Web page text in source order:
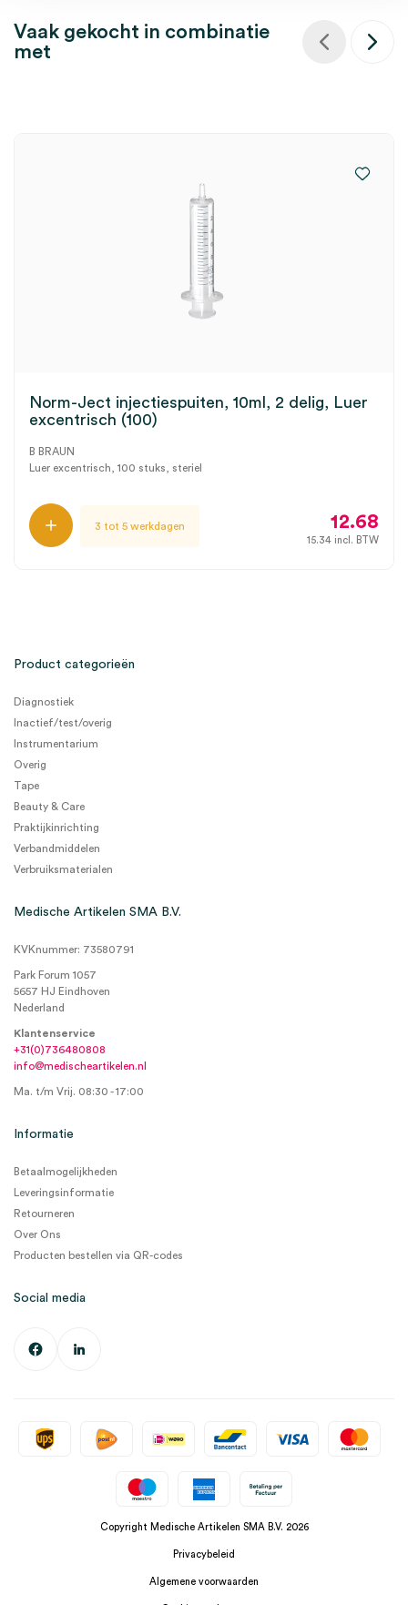
Vaak gekocht in combinatie
met
Norm-Ject injectiespuiten, 10ml, 2 delig, Luer
excentrisch (100)
B BRAUN
Luer excentrisch, 100 stuks, steriel
3 tot 5 werkdagen 12.68
15.34 incl. BTW
Product categorieën
Diagnostiek
Inactief/test/overig
Instrumentarium
Overig
Tape
Beauty & Care
Praktijkinrichting
Verbandmiddelen
Verbruiksmaterialen
Medische Artikelen SMA B.V.
KVKnummer: 73580791
Park Forum 1057
5657 HJ Eindhoven
Nederland
Klantenservice
+31(0)736480808
info@medischeartikelen.nl
Ma. t/m Vrij. 08:30 - 17:00
Informatie
Betaalmogelijkheden
Leveringsinformatie
Retourneren
Over Ons
Producten bestellen via QR-codes
Social media
Copyright Medische Artikelen SMA B.V. 2026
Privacybeleid
Algemene voorwaarden